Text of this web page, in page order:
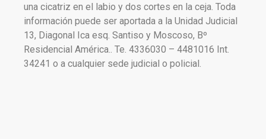
una cicatriz en el labio y dos cortes en la ceja. Toda
información puede ser aportada a la Unidad Judicial
13, Diagonal Ica esq. Santiso y Moscoso, Bº
Residencial América.. Te. 4336030 – 4481016 Int.
34241 o a cualquier sede judicial o policial.